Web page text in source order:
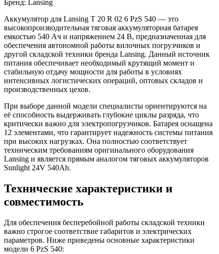
Бренд: Lansing
Аккумулятор для Lansing T 20 R 02 6 PzS 540 — это
высокопроизводительная тяговая аккумуляторная батарея
емкостью 540 Ач и напряжением 24 В, предназначенная для
обеспечения автономной работы вилочных погрузчиков и
другой складской техники бренда Lansing. Данный источник
питания обеспечивает необходимый крутящий момент и
стабильную отдачу мощности для работы в условиях
интенсивных логистических операций, оптовых складов и
производственных цехов.
При выборе данной модели специалисты ориентируются на
её способность выдерживать глубокие циклы разряда, что
критически важно для электропогрузчиков. Батарея оснащена
12 элементами, что гарантирует надежность системы питания
при высоких нагрузках. Она полностью соответствует
техническим требованиям оригинального оборудования
Lansing и является прямым аналогом тяговых аккумуляторов
Sunlight 24V 540Ah.
Технические характеристики и
совместимость
Для обеспечения бесперебойной работы складской техники
важно строгое соответствие габаритов и электрических
параметров. Ниже приведены основные характеристики
модели 6 PzS 540: